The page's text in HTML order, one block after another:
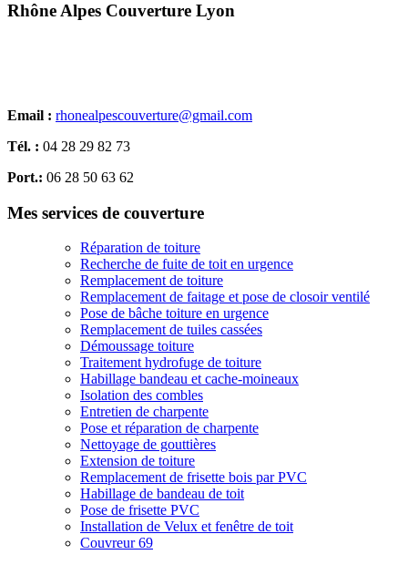
Rhône Alpes Couverture Lyon
Email : rhonealpescouverture@gmail.com
Tél. : 04 28 29 82 73
Port.: 06 28 50 63 62
Mes services de couverture
Réparation de toiture
Recherche de fuite de toit en urgence
Remplacement de toiture
Remplacement de faitage et pose de closoir ventilé
Pose de bâche toiture en urgence
Remplacement de tuiles cassées
Démoussage toiture
Traitement hydrofuge de toiture
Habillage bandeau et cache-moineaux
Isolation des combles
Entretien de charpente
Pose et réparation de charpente
Nettoyage de gouttières
Extension de toiture
Remplacement de frisette bois par PVC
Habillage de bandeau de toit
Pose de frisette PVC
Installation de Velux et fenêtre de toit
Couvreur 69